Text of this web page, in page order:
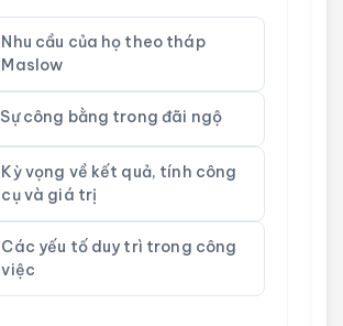
Nhu cầu của họ theo tháp
Maslow
Sự công bằng trong đãi ngộ
Kỳ vọng về kết quả, tính công
cụ và giá trị
Các yếu tố duy trì trong công
việc